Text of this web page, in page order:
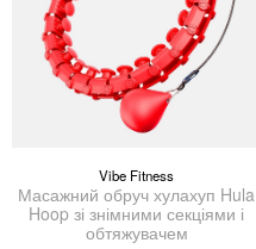
Vibe Fitness
Масажний обруч хулахуп Hula
Hoop зі знімними секціями і
обтяжувачем